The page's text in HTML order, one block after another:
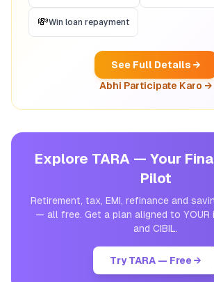
💸Win loan repayment
See Full Details →
Abhi Participate Karo →
Explore TARA — Your
Pilot
Retirement, tax, EMI, refinance and
— all free. Get a plan aligned to YOUR
and CIBIL.
Try TARA — Free →